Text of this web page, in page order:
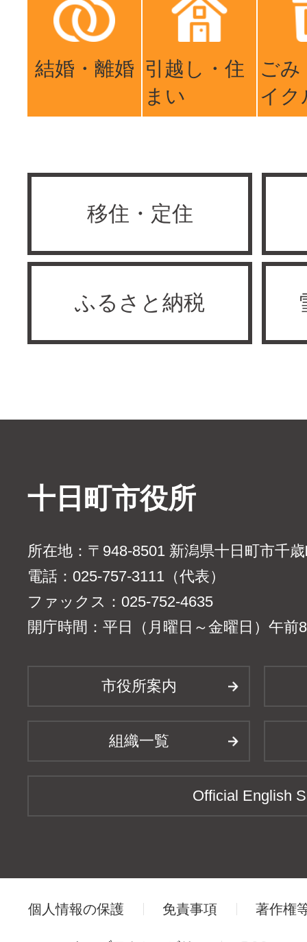
結婚・離婚 引越し・住
まい
ごみ
イク
移住・定住
ふるさと納税
十日町市役所
所在地：〒948-8501 新潟県十日町市千
電話：025-757-3111（代表）
ファックス：025-752-4635
開庁時間：平日（月曜日～金曜日）午前
市役所案内
組織一覧
Official English
個人情報の保護 免責事項 著作権